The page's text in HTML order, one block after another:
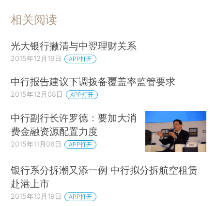
相关阅读
光大银行撇清与中翌理财关系
2015年12月19日 APP打开
中行报告建议下调拨备覆盖率监管要求
2015年12月08日 APP打开
中行副行长许罗德：要加大消
费金融资源配置力度
2015年11月06日 APP打开
银行系分拆潮又添一例 中行拟分拆航空租赁
赴港上市
2015年10月19日 APP打开